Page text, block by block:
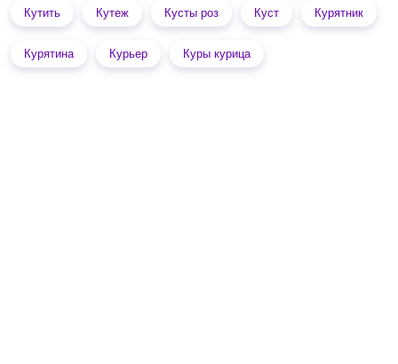
Кутить Кутеж Кусты роз Куст Курятник
Курятина Курьер Куры курица